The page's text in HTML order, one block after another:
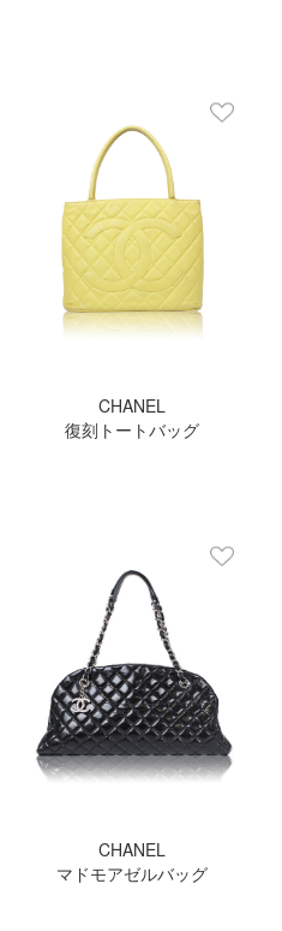
CHANEL
復刻トートバッグ
CHANEL
マドモアゼルバッグ